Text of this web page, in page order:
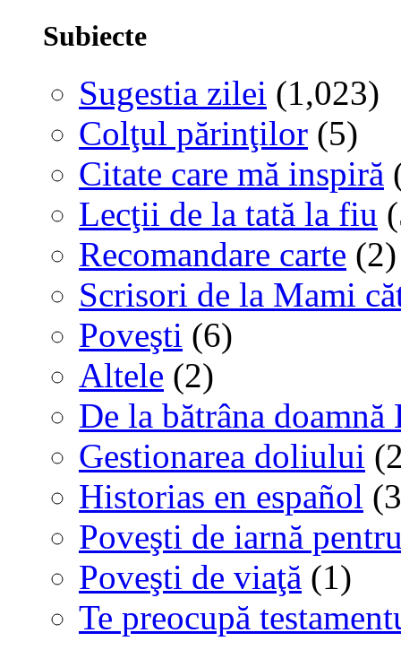
Subiecte
Sugestia zilei (1,023)
Colţul părinţilor (5)
Citate care mă inspiră
Lecţii de la tată la fiu
Recomandare carte (2)
Scrisori de la Mami
Poveşti (6)
Altele (2)
De la bătrâna
Gestionarea doliului
Historias en español
Poveşti de iarnă
Poveşti de viaţă (1)
Te preocupă